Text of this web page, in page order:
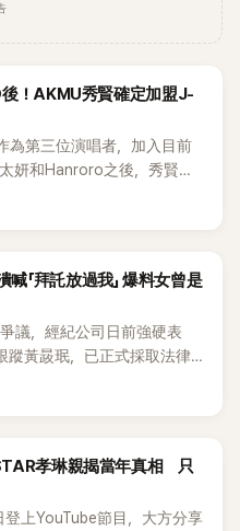
！AKMU秀賢確定加盟J-
為第三位演唱者，加入目前
妍和Hanroro之後，秀賢已
於近期完成錄音。
「拜託放過我」 爆料女曾是
議，經紀公司日前強硬表
蹤黃晸珉，已正式採取法律
透過社群平台公開爆料，反
去曾是SHINee、NCT等偶
孝琳親揭當年真相 只
上YouTube節目，大方分享